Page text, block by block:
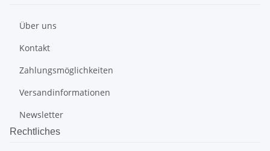
Über uns
Kontakt
Zahlungsmöglichkeiten
Versandinformationen
Newsletter
Rechtliches